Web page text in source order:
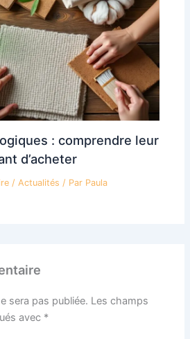
: comprendre leur
d’acheter
/ Actualités / Par Paula
sera pas publiée. Les champs
avec *